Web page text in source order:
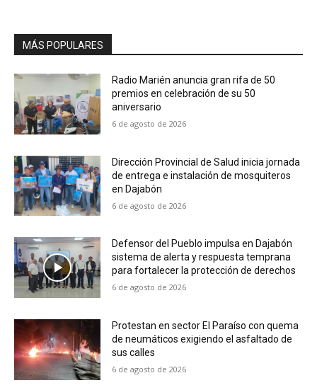
MÁS POPULARES
Radio Marién anuncia gran rifa de 50
premios en celebración de su 50
aniversario
6 de agosto de 2026
Dirección Provincial de Salud inicia jornada
de entrega e instalación de mosquiteros
en Dajabón
6 de agosto de 2026
Defensor del Pueblo impulsa en Dajabón
sistema de alerta y respuesta temprana
para fortalecer la protección de derechos
6 de agosto de 2026
Protestan en sector El Paraíso con quema
de neumáticos exigiendo el asfaltado de
sus calles
6 de agosto de 2026